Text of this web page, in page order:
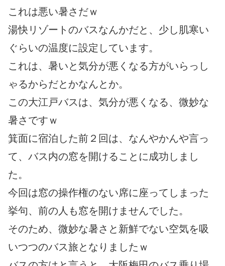
これは悪い暑さだｗ
湯快リゾートのバスなんかだと、少し肌寒い
ぐらいの温度に設定しています。
これは、暑いと気分が悪くなる方がいらっし
ゃるからだとかなんとか。
この大江戸バスは、気分が悪くなる、微妙な
暑さですｗ
箕面に宿泊した前２回は、なんやかんや言っ
て、バス内の窓を開けることに成功しまし
た。
今回は窓の操作権のない席に座ってしまった
挙句、前の人も窓を開けませんでした。
そのため、微妙な暑さと新鮮でない空気を吸
いつつのバス旅となりましたｗ